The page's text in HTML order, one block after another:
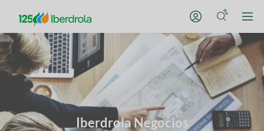
Iberdrola Negocios